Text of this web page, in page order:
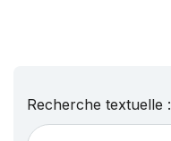
Recherche textuelle :